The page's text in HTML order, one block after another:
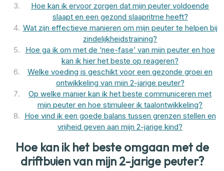
Hoe kan ik ervoor zorgen dat mijn peuter voldoende
slaapt en een gezond slaapritme heeft?
Wat zijn effectieve manieren om mijn peuter te helpen bij
zindelijkheidstraining?
Hoe ga ik om met de ‘nee-fase’ van mijn peuter en hoe
kan ik hier het beste op reageren?
Welke voeding is geschikt voor een gezonde groei en
ontwikkeling van mijn 2-jarige peuter?
Op welke manier kan ik het beste communiceren met
mijn peuter en hoe stimuleer ik taalontwikkeling?
Hoe vind ik een goede balans tussen grenzen stellen en
vrijheid geven aan mijn 2-jarige kind?
Hoe kan ik het beste omgaan met de
driftbuien van mijn 2-jarige peuter?